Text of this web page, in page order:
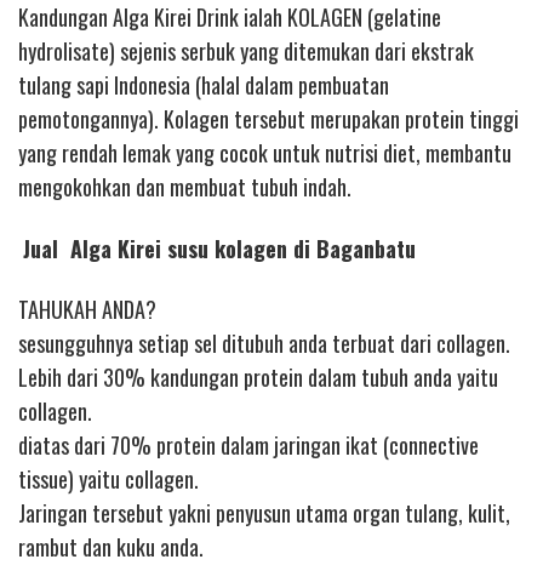
Kandungan Alga Kirei Drink ialah KOLAGEN (gelatine
hydrolisate) sejenis serbuk yang ditemukan dari ekstrak
tulang sapi Indonesia (halal dalam pembuatan
pemotongannya). Kolagen tersebut merupakan protein tinggi
yang rendah lemak yang cocok untuk nutrisi diet, membantu
mengokohkan dan membuat tubuh indah.
Jual Alga Kirei susu kolagen di Baganbatu
TAHUKAH ANDA?
sesungguhnya setiap sel ditubuh anda terbuat dari collagen.
Lebih dari 30% kandungan protein dalam tubuh anda yaitu
collagen.
diatas dari 70% protein dalam jaringan ikat (connective
tissue) yaitu collagen.
Jaringan tersebut yakni penyusun utama organ tulang, kulit,
rambut dan kuku anda.